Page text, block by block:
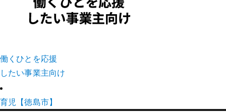
働くひとを応援
したい事業主向け
育児【徳島市】